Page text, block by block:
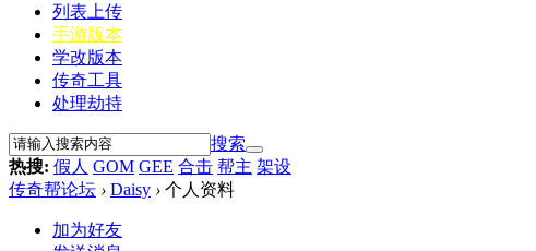
列表上传
手游版本
学改版本
传奇工具
处理劫持
搜索
热搜: 假人 GOM GEE 合击 帮主 架设
传奇帮论坛 › Daisy › 个人资料
加为好友